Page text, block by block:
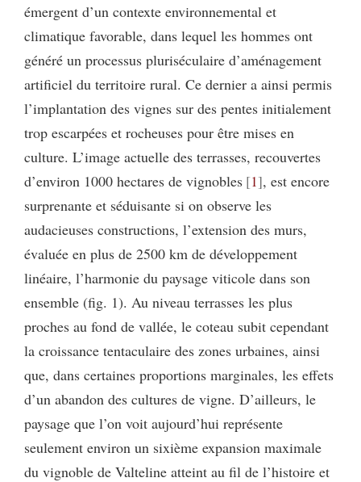
émergent d’un contexte environnemental et
climatique favorable, dans lequel les hommes ont
généré un processus pluriséculaire d’aménagement
artificiel du territoire rural. Ce dernier a ainsi permis
l’implantation des vignes sur des pentes initialement
trop escarpées et rocheuses pour être mises en
culture. L’image actuelle des terrasses, recouvertes
d’environ 1000 hectares de vignobles 1 , est encore
surprenante et séduisante si on observe les
audacieuses constructions, l’extension des murs,
évaluée en plus de 2500 km de développement
linéaire, l’harmonie du paysage viticole dans son
ensemble (fig. 1). Au niveau terrasses les plus
proches au fond de vallée, le coteau subit cependant
la croissance tentaculaire des zones urbaines, ainsi
que, dans certaines proportions marginales, les effets
d’un abandon des cultures de vigne. D’ailleurs, le
paysage que l’on voit aujourd’hui représente
seulement environ un sixième expansion maximale
du vignoble de Valteline atteint au fil de l’histoire et